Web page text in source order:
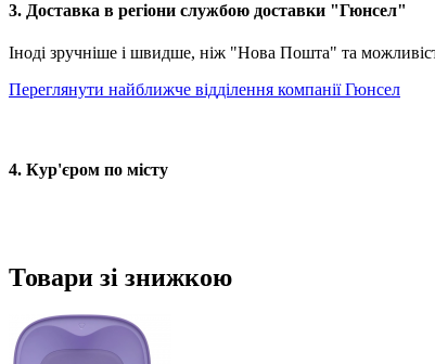
3. Доставка в регіони службою доставки "Гюнсел"
Іноді зручніше і швидше, ніж "Нова Пошта" та
Переглянути найближче відділення компанії Гюнсел
4. Кур'єром по місту
Товари зі знижкою